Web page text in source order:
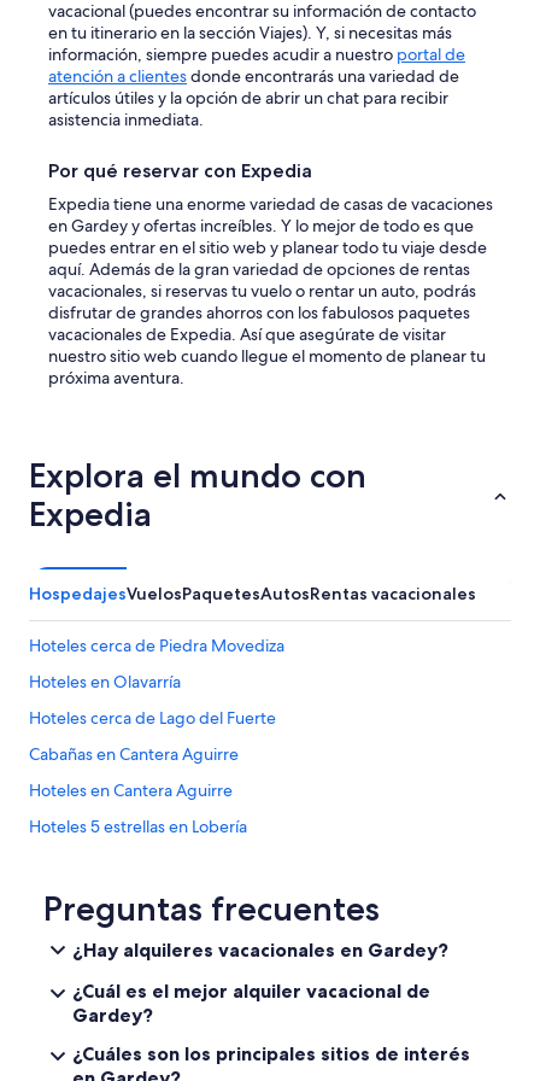
vacacional (puedes encontrar su información de contacto
en tu itinerario en la sección Viajes). Y, si necesitas más
información, siempre puedes acudir a nuestro portal de
atención a clientesdonde encontrarás una variedad de
artículos útiles y la opción de abrir un chat para recibir
asistencia inmediata.
Por qué reservar con Expedia
Expedia tiene una enorme variedad de casas de vacaciones
en Gardey y ofertas increíbles. Y lo mejor de todo es que
puedes entrar en el sitio web y planear todo tu viaje desde
aquí. Además de la gran variedad de opciones de rentas
vacacionales, si reservas tu vuelo o rentar un auto, podrás
disfrutar de grandes ahorros con los fabulosos paquetes
vacacionales de Expedia. Así que asegúrate de visitar
nuestro sitio web cuando llegue el momento de planear tu
próxima aventura.
Explora el mundo con
Expedia
HospedajesVuelosPaquetesAutosRentas vacacionales
Hoteles cerca de Piedra Movediza
Hoteles en Olavarría
Hoteles cerca de Lago del Fuerte
Cabañas en Cantera Aguirre
Hoteles en Cantera Aguirre
Hoteles 5 estrellas en Lobería
Hoteles en Partido de Rauch
Hoteles con spa en Tandil
Hoteles en la playa en Tandil
Preguntas frecuentes
¿Hay alquileres vacacionales en Gardey?
¿Cuál es el mejor alquiler vacacional de
Gardey?
¿Cuáles son los principales sitios de interés